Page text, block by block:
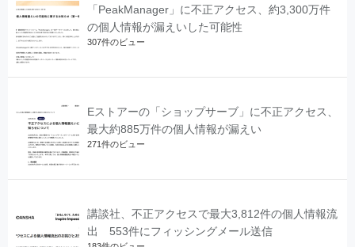
「PeakManager」に不正アクセス、約3,300万件
の個人情報が漏えいした可能性
307件のビュー
Eストアーの「ショップサーブ」に不正アクセス、
最大約885万件の個人情報が漏えい
271件のビュー
講談社、不正アクセスで最大3,812件の個人情報流
出 553件にフィッシングメール送信